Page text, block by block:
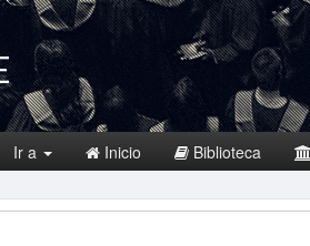
Ir a Inicio Biblioteca